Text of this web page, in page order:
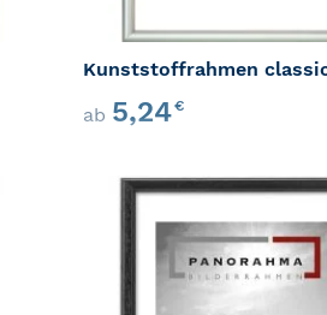
Kunststoffrahmen
ab 5,24€
ZUR WUNSCHLISTE HINZUFÜGEN
ZUR VERGLEICHSLISTE